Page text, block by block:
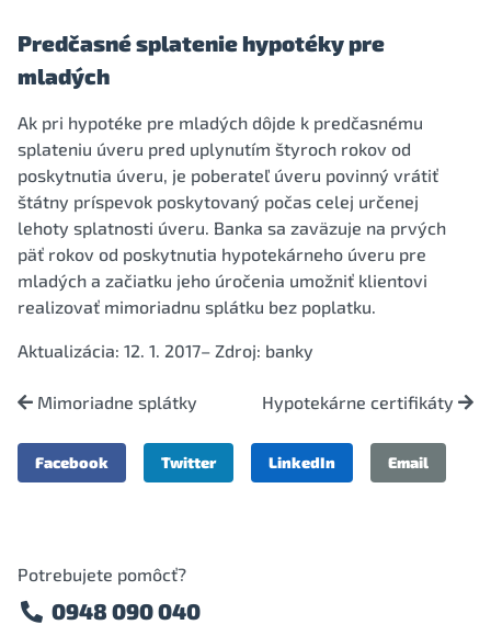
Predčasné splatenie hypotéky pre
mladých
Ak pri hypotéke pre mladých dôjde k predčasnému
splateniu úveru pred uplynutím štyroch rokov od
poskytnutia úveru, je poberateľ úveru povinný vrátiť
štátny príspevok poskytovaný počas celej určenej
lehoty splatnosti úveru. Banka sa zaväzuje na prvých
päť rokov od poskytnutia hypotekárneho úveru pre
mladých a začiatku jeho úročenia umožniť klientovi
realizovať mimoriadnu splátku bez poplatku.
Aktualizácia: 12. 1. 2017– Zdroj: banky
Mimoriadne splátky Hypotekárne certifikáty
Facebook Twitter LinkedIn Email
Potrebujete pomôcť?
0948 090 040